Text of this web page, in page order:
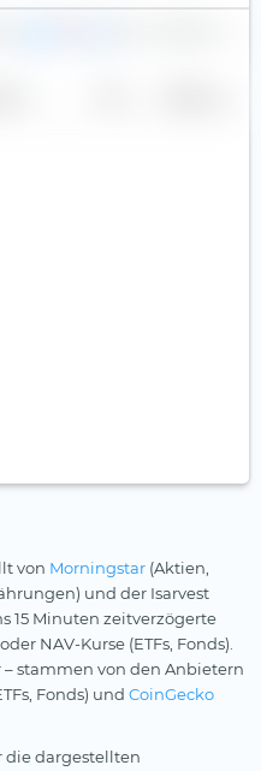
von Morningstar (Aktien,
und der Isarvest
15 Minuten zeitverzögerte
NAV-Kurse (ETFs, Fonds).
– stammen von den Anbietern
Fonds) und CoinGecko
die dargestellten